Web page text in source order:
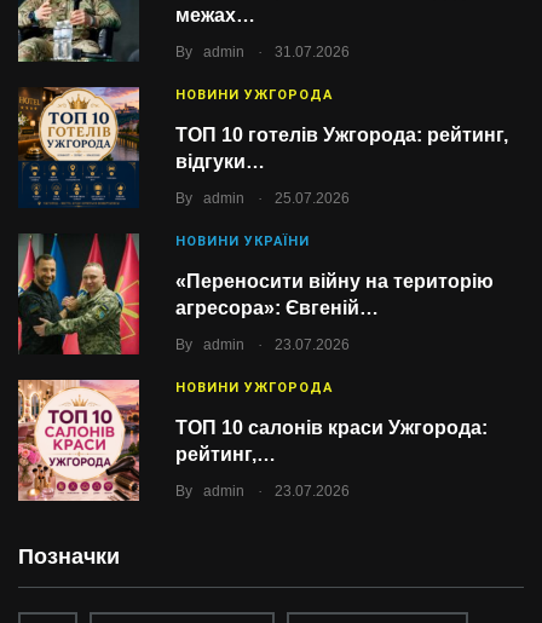
межах…
By admin . 31.07.2026
НОВИНИ УЖГОРОДА
ТОП 10 готелів Ужгорода: рейтинг,
відгуки…
By admin . 25.07.2026
НОВИНИ УКРАЇНИ
«Переносити війну на територію
агресора»: Євгеній…
By admin . 23.07.2026
НОВИНИ УЖГОРОДА
ТОП 10 салонів краси Ужгорода:
рейтинг,…
By admin . 23.07.2026
Позначки